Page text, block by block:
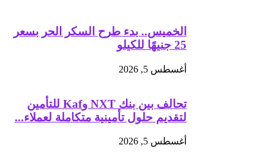
الخميس.. بدء طرح السكر الحر بسعر
25 جنيهًا للكيلو
أغسطس 5, 2026
تحالف بين بنك NXT وKaf للتأمين
لتقديم حلول تأمينية متكاملة لعملاء...
أغسطس 5, 2026